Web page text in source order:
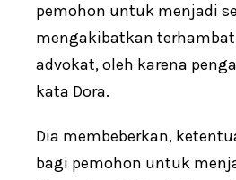
pemohon untuk menjadi
mengakibatkan
advokat, oleh karena
kata Dora.
Dia membeberkan,
bagi pemohon untuk